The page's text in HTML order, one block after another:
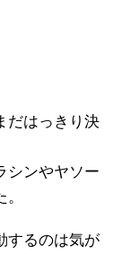
だはっきり決
シンやヤソー
するのは気が